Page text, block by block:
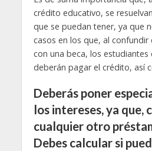
crédito educativo, se
que se puedan tener, ya que
casos en los que, al confundir
con una beca, los estudiantes
deberán pagar el crédito, así
Deberás poner
los intereses, ya que,
cualquier otro
Debes calcular si